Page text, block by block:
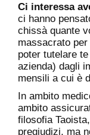
Ci interessa
ci hanno
chissà quante
massacrato per
poter tutelare
azienda) dagli
mensili a cui è
In ambito
ambito
filosofia
pregiudizi, ma